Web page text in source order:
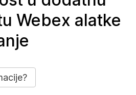
Webex alatke